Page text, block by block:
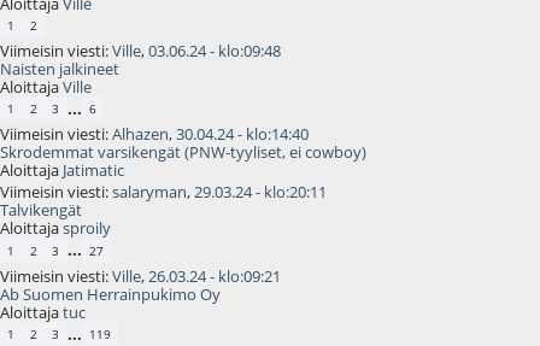
1 2
Viimeisin viesti:Ville,03.06.24 - klo:09:48
Naisten jalkineet
AloittajaVille
1 2 3 ... 6
Viimeisin viesti:Alhazen,30.04.24 - klo:14:40
Skrodemmat varsikengät (PNW-tyyliset, ei cowboy)
Aloittaja Jatimatic
Viimeisin viesti:salaryman,29.03.24 - klo:20:11
Talvikengät
Aloittajasproily
1 2 3 ... 27
Viimeisin viesti:Ville,26.03.24 - klo:09:21
Ab Suomen Herrainpukimo Oy
Aloittajatuc
1 2 3 ... 119